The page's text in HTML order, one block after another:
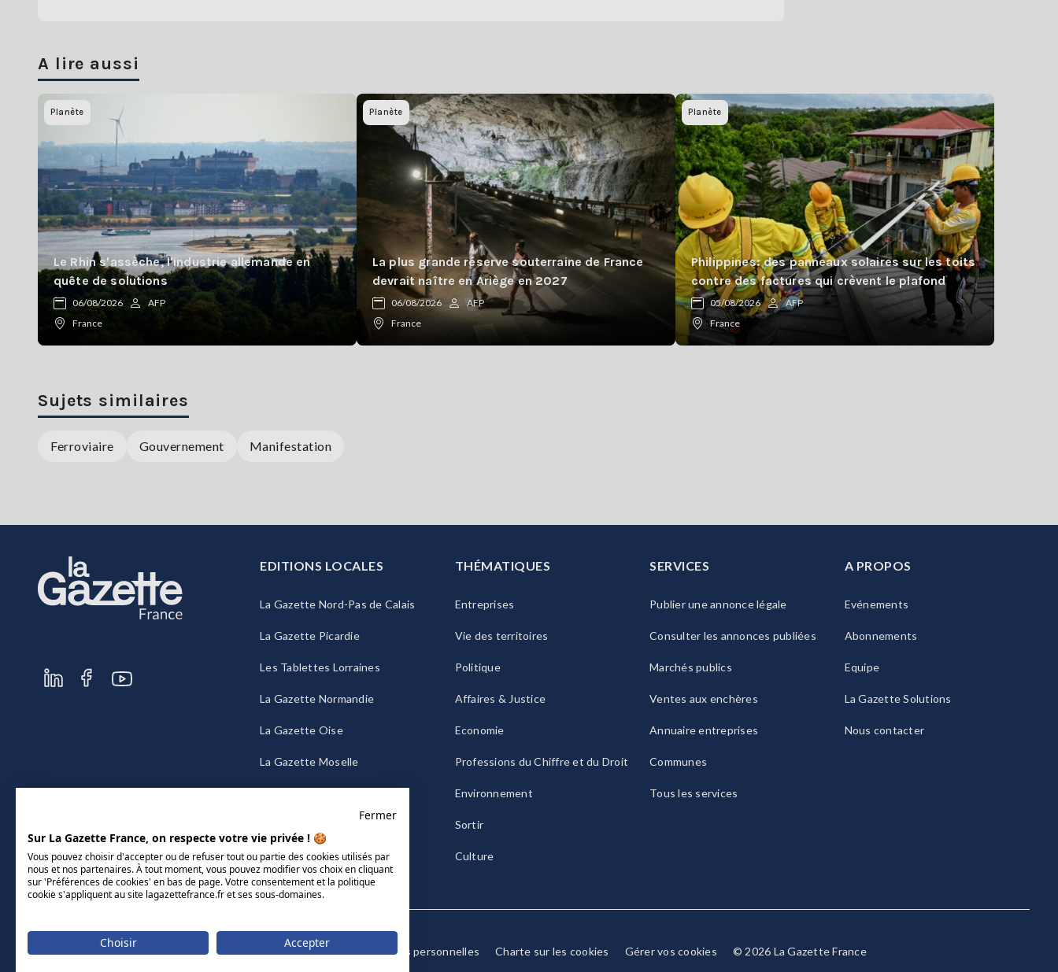
A lire aussi
Planète
Le Rhin s'assèche, l'industrie allemande en
quête de solutions
06/08/2026
AFP
France
Planète
La plus grande réserve souterraine de France
devrait naître en Ariège en 2027
06/08/2026
AFP
France
Planète
Philippines: des panneaux solaires sur les toits
contre des factures qui crèvent le plafond
05/08/2026
AFP
France
Sujets similaires
Ferroviaire Gouvernement Manifestation
EDITIONS LOCALES
La Gazette Nord-Pas de Calais
La Gazette Picardie
Les Tablettes Lorraines
La Gazette Normandie
La Gazette Oise
La Gazette Moselle
THÉMATIQUES
Entreprises
Vie des territoires
Politique
Affaires & Justice
Economie
Professions du Chiffre et du Droit
Environnement
Sortir
Culture
SERVICES
Publier une annonce légale
Consulter les annonces publiées
Marchés publics
Ventes aux enchères
Annuaire entreprises
Communes
Tous les services
A PROPOS
Evénements
Abonnements
Equipe
La Gazette Solutions
Nous contacter
Mentions légales CGU/CGV Données personnelles Charte sur les cookies Gérer vos cookies © 2026 La Gazette France
Fermer
Sur La Gazette France, on respecte votre vie privée ! 🍪
Vous pouvez choisir d'accepter ou de refuser tout ou partie des cookies utilisés par
nous et nos partenaires. À tout moment, vous pouvez modifier vos choix en cliquant
sur 'Préférences de cookies' en bas de page. Votre consentement et la politique
cookie s'appliquent au site lagazettefrance.fr et ses sous-domaines.
Choisir Accepter